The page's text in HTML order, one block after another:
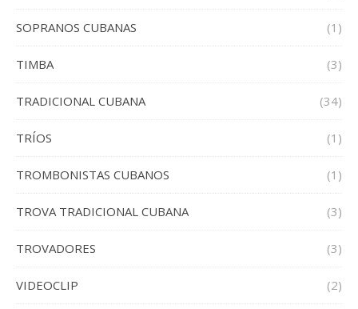
SOPRANOS CUBANAS (1)
TIMBA (3)
TRADICIONAL CUBANA (34)
TRÍOS (1)
TROMBONISTAS CUBANOS (1)
TROVA TRADICIONAL CUBANA (3)
TROVADORES (3)
VIDEOCLIP (2)